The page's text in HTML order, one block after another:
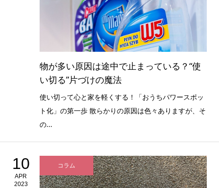
物が多い原因は途中で止まっている？“使
い切る”片づけの魔法
使い切って心と家を軽くする！「おうちパワースポッ
ト化」の第一歩 散らかりの原因は色々ありますが、そ
の...
10
APR
2023
コラム